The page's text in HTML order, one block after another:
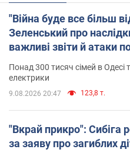
"Війна буде все більш
Зеленський про
важливі звіти й атаки
Понад 300 тисяч сімей в Одесі
електрики
9.08.2026 20:47 123,8 т.
"Вкрай прикро": Сибіга
за заяву про загиблих